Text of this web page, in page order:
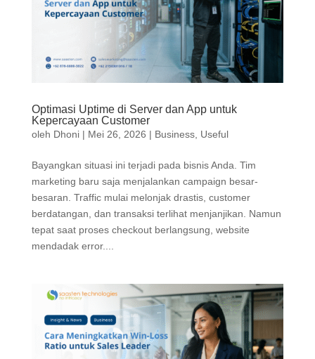
Optimasi Uptime di Server dan App untuk
Kepercayaan Customer
oleh Dhoni| Mei 26, 2026 | Business, Useful
Bayangkan situasi ini terjadi pada bisnis Anda. Tim
marketing baru saja menjalankan campaign besar-
besaran. Traffic mulai melonjak drastis, customer
berdatangan, dan transaksi terlihat menjanjikan. Namun
tepat saat proses checkout berlangsung, website
mendadak error....